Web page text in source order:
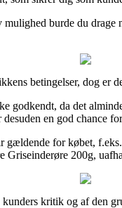
burde du
betingelser, dog er
da det
en god chance
for købet,
Griseinderøre 200g,
kritik og af den